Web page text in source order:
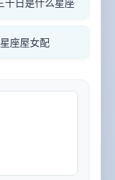
十日是什么星座
星座屋女配